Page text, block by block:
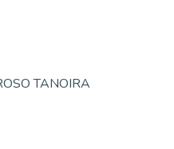
TANOIRA